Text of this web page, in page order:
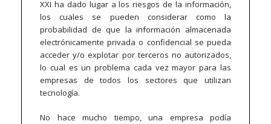
XXI ha dado lugar a los riesgos de la información,
los cuales se pueden considerar como la
probabilidad de que la información almacenada
electrónicamente privada o confidencial se pueda
acceder y/o explotar por terceros no autorizados,
lo cual es un problema cada vez mayor para las
empresas de todos los sectores que utilizan
tecnología.
No hace mucho tiempo, una empresa podía